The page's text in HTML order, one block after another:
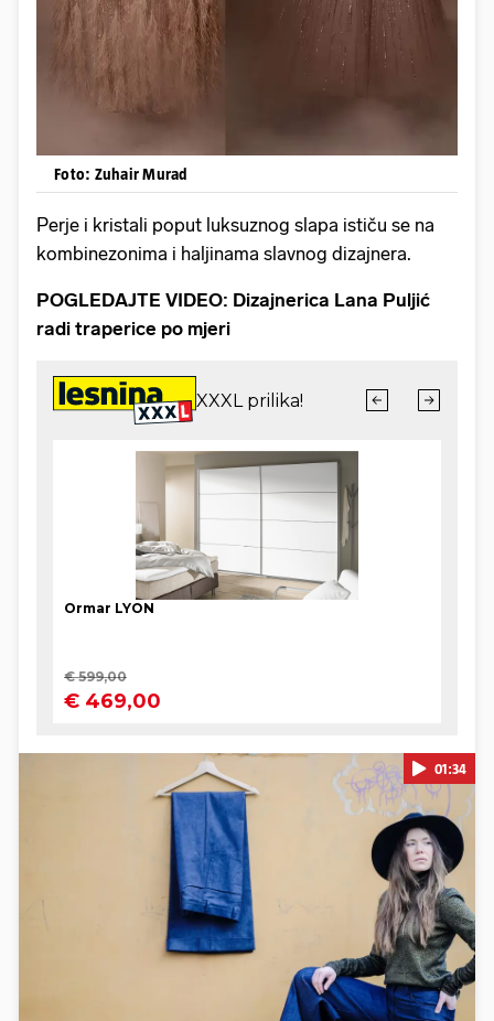
Foto: Zuhair Murad
Perje i kristali poput luksuznog slapa ističu se na
kombinezonima i haljinama slavnog dizajnera.
POGLEDAJTE VIDEO: Dizajnerica Lana Puljić
radi traperice po mjeri
Pokretanje videa...
01:34